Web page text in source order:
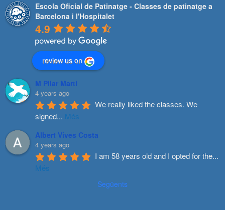
Escola Oficial de Patinatge - Classes de patinatge a
Barcelona i l'Hospitalet
4.9
review us on
M Pilar Marti
4 years ago
We really liked the classes. We
signed... Més
Albert Vives Costa
4 years ago
I am 58 years old and I opted for the...
Més
Següents